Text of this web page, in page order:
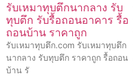
รับเหมาทุบตึกนากลาง รับ
ทุบตึก รับรื้อถอนอาคาร รื้อ
ถอนบ้าน ราคาถูก
รับเหมาทุบตึก.com รับเหมาทุบตึก
นากลาง รับทุบตึก ราคาถูก รื้อถอน
บ้าน รั